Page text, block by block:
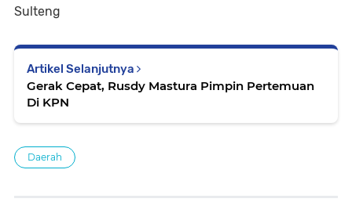
Sulteng
Artikel Selanjutnya
Gerak Cepat, Rusdy Mastura Pimpin Pertemuan
Di KPN
Daerah